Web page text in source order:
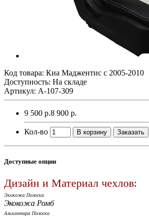
Код товара: Киа Маджентис с 2005-2010
Доступность: На складе
Артикул: A-107-309
9 500 р.8 900 р.
Кол-во В корзину Заказать
Доступные опции
Дизайн и Материал чехлов:
Экокожа Полоска
Экокожа Ромб
Алькантара Полоска